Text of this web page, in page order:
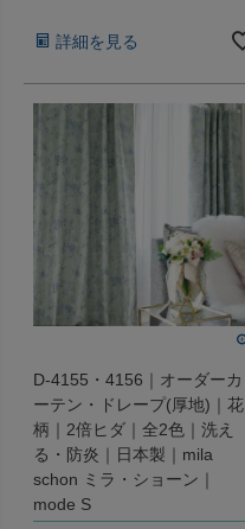
詳細を見る
D-4155・4156｜オーダーカ
ーテン・ドレープ(厚地)｜花
柄｜2倍ヒダ｜全2色｜洗え
る・防炎｜日本製｜mila
schon ミラ・ショーン｜
mode S